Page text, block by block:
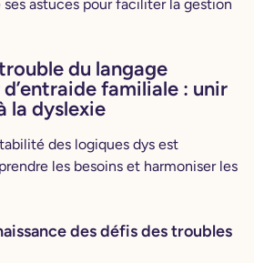
astuces pour faciliter la gestion
du langage
familiale : unir
la dyslexie
des logiques dys est
les besoins et harmoniser les
des défis des troubles